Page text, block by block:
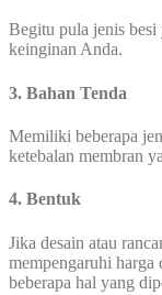
Begitu pula jenis besi
keinginan Anda.
3. Bahan Tenda
Memiliki beberapa
ketebalan membran
4. Bentuk
Jika desain atau
mempengaruhi harga
beberapa hal yang